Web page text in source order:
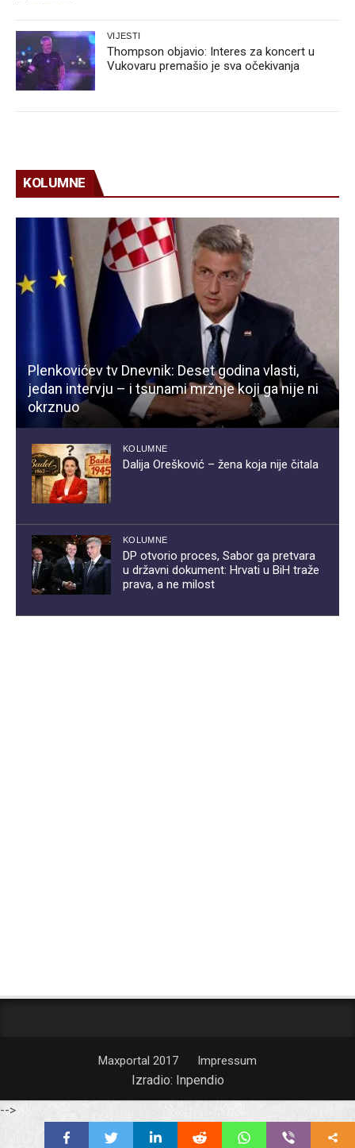
VIJESTI
Thompson objavio: Interes za koncert u
Vukovaru premašio je sva očekivanja
KOLUMNE
Plenkovićev tv Dnevnik: Deset godina vlasti,
jedan intervju – i tsunami mržnje koji ga nije ni
okrznuo
KOLUMNE
Dalija Orešković – žena koja nije čitala
KOLUMNE
DP otvorio proces, Sabor ga pretvara
u državni dokument: Hrvati u BiH traže
prava, a ne milost
Maxportal 2017 Impressum
Izradio: Inpendio
-->